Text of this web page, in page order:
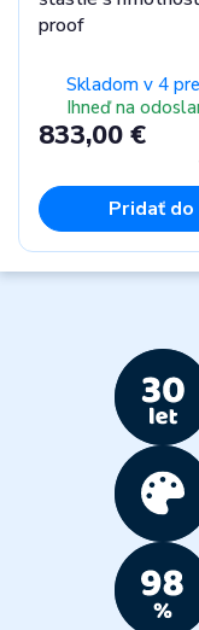
proof
Skladom v 4
Ihneď na
833,00 €
Pridať